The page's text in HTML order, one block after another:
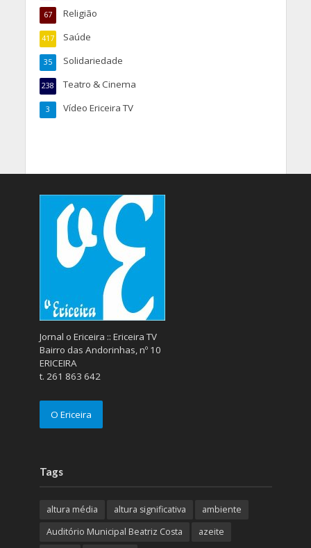
Religião
67
Saúde
417
Solidariedade
35
Teatro & Cinema
238
Vídeo Ericeira TV
3
Jornal o Ericeira :: Ericeira TV
Bairro das Andorinhas, nº 10
ERICEIRA
t. 261 863 642
O Ericeira
Tags
altura média altura significativa
ambiente
Auditório Municipal Beatriz Costa
azeite